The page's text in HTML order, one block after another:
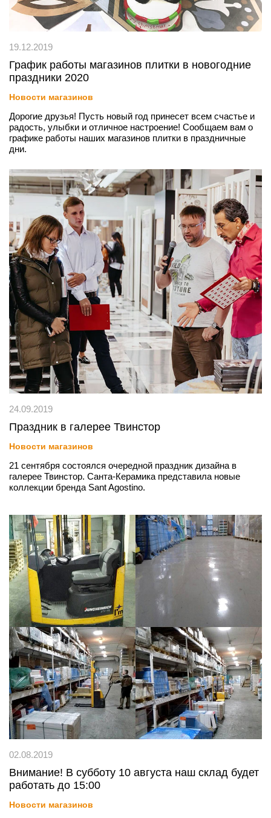
19.12.2019
График работы магазинов плитки в новогодние
праздники 2020
Новости магазинов
Дорогие друзья! Пусть новый год принесет всем счастье и
радость, улыбки и отличное настроение! Сообщаем вам о
графике работы наших магазинов плитки в праздничные
дни.
24.09.2019
Праздник в галерее Твинстор
Новости магазинов
21 сентября состоялся очередной праздник дизайна в
галерее Твинстор. Санта-Керамика представила новые
коллекции бренда Sant Agostino.
02.08.2019
Внимание! В субботу 10 августа наш склад будет
работать до 15:00
Новости магазинов